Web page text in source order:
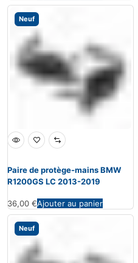
Neuf
Paire de protège-mains BMW
R1200GS LC 2013-2019
36,00 €Ajouter au panier
Neuf